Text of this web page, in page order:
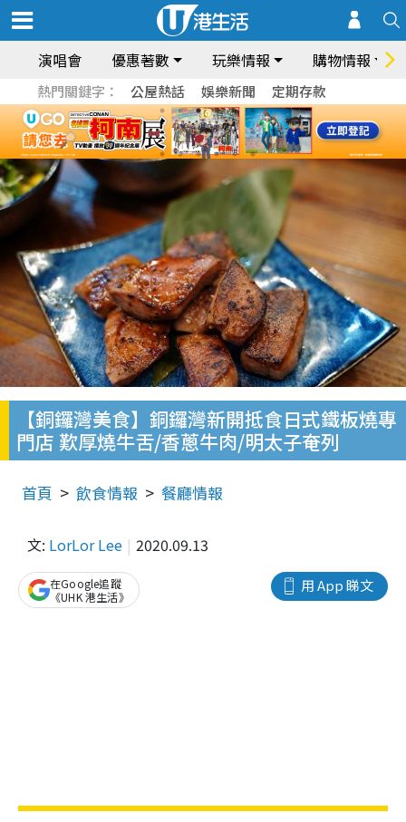
演唱會 優惠著數 玩樂情報 購物情報
熱門關鍵字： 公屋熱話 娛樂新聞 定期存款
【銅鑼灣美食】銅鑼灣新開抵食日式鐵板燒專
門店 歎厚燒牛舌/香蔥牛肉/明太子奄列
首頁 飲食情報 餐廳情報
文: LorLor Lee 2020.09.13
用 App 睇文
在Google追蹤
《UHK 港生活》